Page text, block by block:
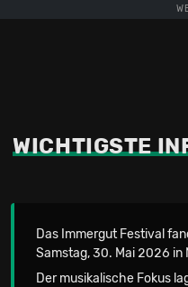
WICHTIGSTE
Das Immergut Festival
Samstag, 30. Mai 2026 in
Der musikalische Fokus